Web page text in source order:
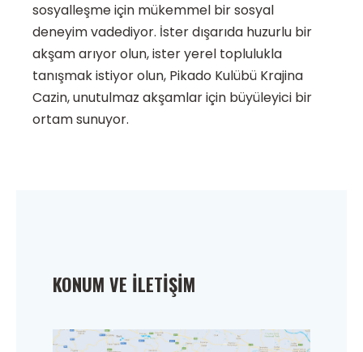
sosyalleşme için mükemmel bir sosyal
deneyim vadediyor. İster dışarıda huzurlu bir
akşam arıyor olun, ister yerel toplulukla
tanışmak istiyor olun, Pikado Kulübü Krajina
Cazin, unutulmaz akşamlar için büyüleyici bir
ortam sunuyor.
KONUM VE İLETIŞIM